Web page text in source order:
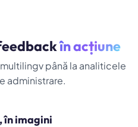
în acțiune
până la analiticele
administrare.
în imagini